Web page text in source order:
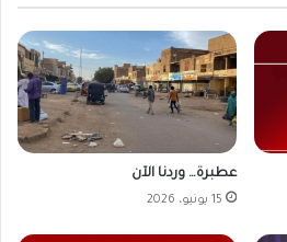
عطبرة… وردنا الآن
15 يونيو، 2026